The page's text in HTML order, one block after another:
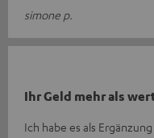
simone p.
Ihr Geld mehr als
Ich habe es als